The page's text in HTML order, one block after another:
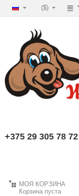
($)
+375 29 305 78 72
МОЯ КОРЗИНА
Корзина пуста